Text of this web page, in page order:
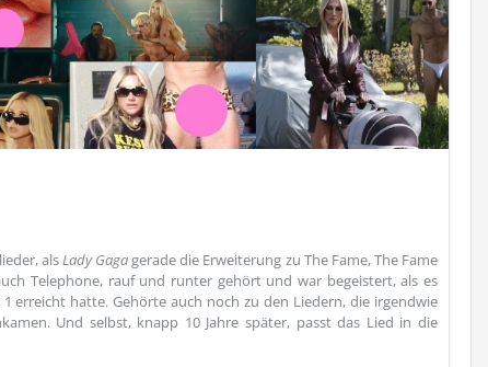
alsLady Gagagerade die Erweiterung zu The Fame, The Fame
Telephone, rauf und runter gehört und war begeistert, als es
erreicht hatte. Gehörte auch noch zu den Liedern, die irgendwie
Und selbst, knapp 10 Jahre später, passt das Lied in die